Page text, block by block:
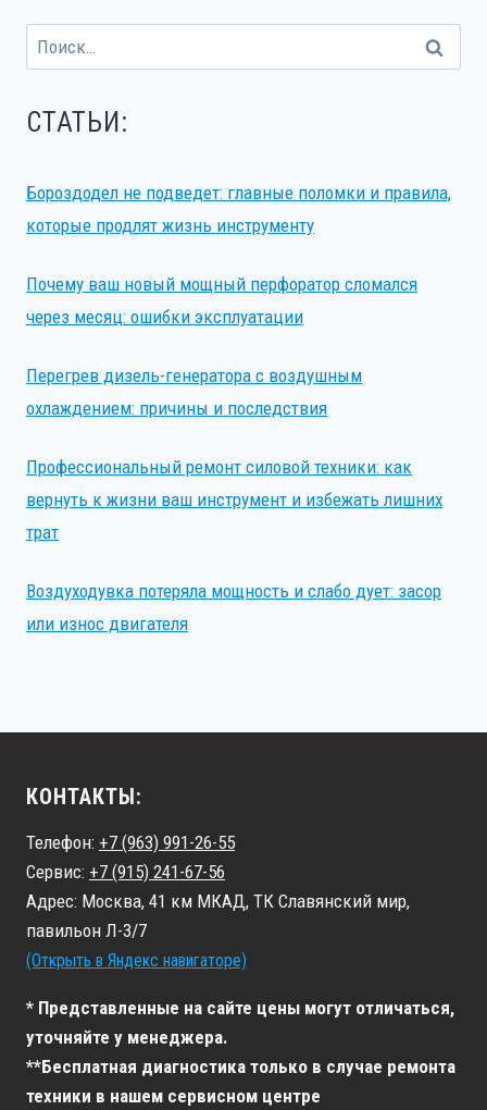
Найти:
СТАТЬИ:
Бороздодел не подведет: главные поломки и правила,
которые продлят жизнь инструменту
Почему ваш новый мощный перфоратор сломался
через месяц: ошибки эксплуатации
Перегрев дизель-генератора с воздушным
охлаждением: причины и последствия
Профессиональный ремонт силовой техники: как
вернуть к жизни ваш инструмент и избежать лишних
трат
Воздуходувка потеряла мощность и слабо дует: засор
или износ двигателя
КОНТАКТЫ:
Телефон: +7 (963) 991-26-55
Сервис: +7 (915) 241-67-56
Адрес: Москва, 41 км МКАД, ТК Славянский мир,
павильон Л-3/7
(Открыть в Яндекс навигаторе)
* Представленные на сайте цены могут отличаться,
уточняйте у менеджера.
**Бесплатная диагностика только в случае ремонта
техники в нашем сервисном центре